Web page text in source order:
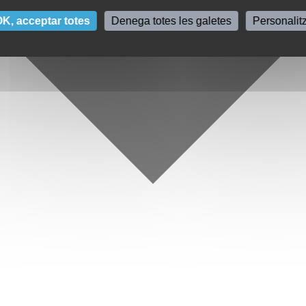
acceptar totes Denega totes les galetes